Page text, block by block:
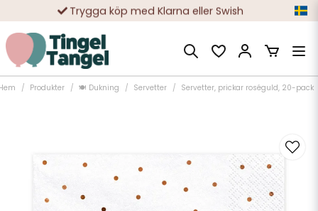
Trygga köp med Klarna eller Swish
10 000-tals nöjda kunder
Produkter 🍽️ Dukning Servetter Servetter, prickar roséguld, 20-pack